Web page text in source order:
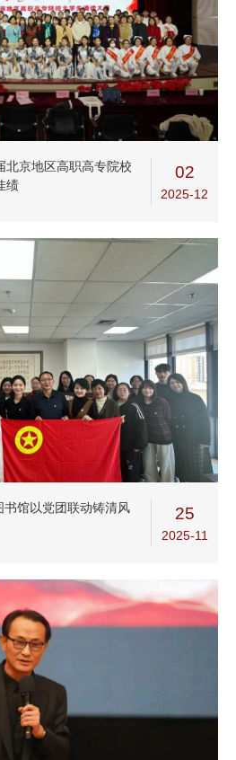
北京地区高职高专院校
绩
02
2025-12
馆以党团联动铸清风
25
2025-11